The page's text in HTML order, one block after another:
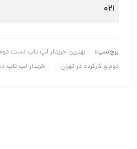
۰۲۱
برچسب: بهترین خریدار لپ تاب دست
دوم و کارکرده در تهران
خریدار لپ تاپ